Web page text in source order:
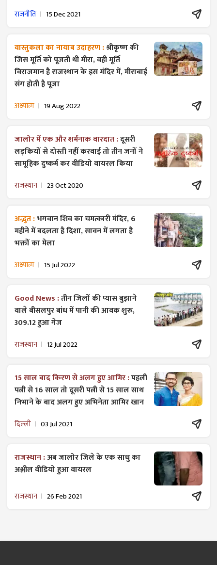
राजनीति 15 Dec 2021
वास्तुकला का नायाब उदाहरण :श्रीकृष्ण की
जिस मूर्ति को पूजती थी मीरा, वही मूर्ति
विराजमान है राजस्थान के इस मंदिर में, मीराबाई
संग होती है पूजा
अध्यात्म 19 Aug 2022
जालोर में एक और शर्मनाक वारदात :दूसरी
लड़कियों से दोस्ती नहीं करवाई तो तीन जनों ने
सामूहिक दुष्कर्म कर वीडियो वायरल किया
राजस्थान 23 Oct 2020
अद्भुत :भगवान शिव का चमत्कारी मंदिर, 6
महीने में बदलता है दिशा, सावन में लगता है
भक्तों का मेला
अध्यात्म 15 Jul 2022
Good News :तीन जिलों की प्यास बुझाने
वाले बीसलपुर बांध में पानी की आवक शुरू,
309.12 हुआ गेज
राजस्थान 12 Jul 2022
15 साल बाद किरण से अलग हुए आमिर :पहली
पत्नी से 16 साल तो दूसरी पत्नी से 15 साल साथ
निभाने के बाद अलग हुए अभिनेता आमिर खान
दिल्ली 03 Jul 2021
राजस्थान :अब जालोर जिले के एक साधु का
अश्लील वीडियो हुआ वायरल
राजस्थान 26 Feb 2021